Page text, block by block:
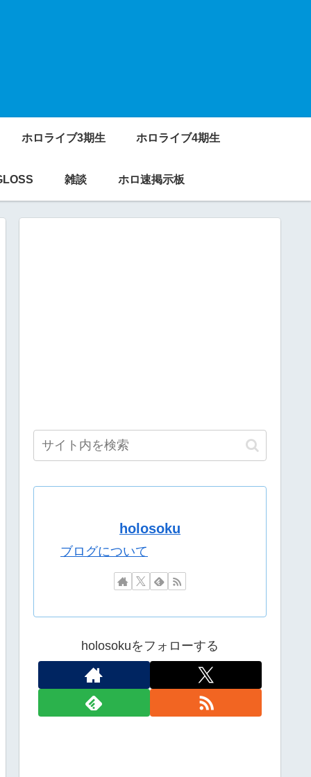
ホロライブ3期生 ホロライブ4期生
雑談 ホロ速掲示板
も解禁したほうがいいよ
なｗ
とiPhoneで違うと話題に……
てしまうｗｗｗｗｗｗ
、俺が『みいちゃんと山田さん』のアニメ監督やります」
りはリクムん！！【紅蓮罰まる/ぶいぱい】[2026.08.06]
たみ傘『傘で草』『晴れてても雨降りそう』
し「なかよくなれるかな？！」【8/7(金)20:00】
。買って下さい。」→結果・・・
も解禁したほうがいいよ
も解禁したほうがいいよ
holosoku
ブログについて
holosokuをフォローする